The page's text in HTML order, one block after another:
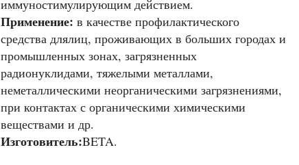
иммуностимулирующим действием.
Применение: в качестве профилактического
средства длялиц, проживающих в больших городах и
промышленных зонах, загрязненных
радионуклидами, тяжелыми металлами,
неметаллическими неорганическими загрязнениями,
при контактах с органическими химическими
веществами и др.
Изготовитель:BETA.